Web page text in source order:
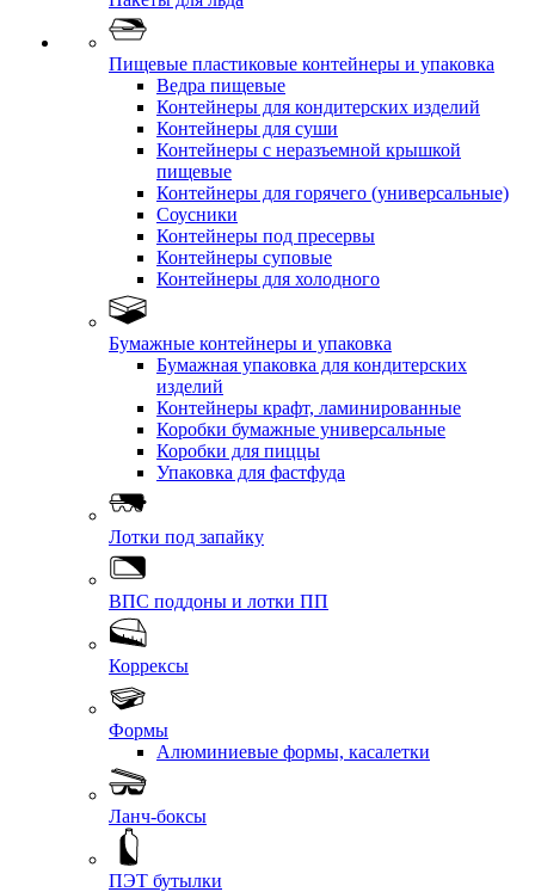
Пищевые пластиковые контейнеры и упаковка
Ведра пищевые
Контейнеры для кондитерских изделий
Контейнеры для суши
Контейнеры с неразъемной крышкой
пищевые
Контейнеры для горячего (универсальные)
Соусники
Контейнеры под пресервы
Контейнеры суповые
Контейнеры для холодного
Бумажные контейнеры и упаковка
Бумажная упаковка для кондитерских
изделий
Контейнеры крафт, ламинированные
Коробки бумажные универсальные
Коробки для пиццы
Упаковка для фастфуда
Лотки под запайку
ВПС поддоны и лотки ПП
Коррексы
Формы
Алюминиевые формы, касалетки
Ланч-боксы
ПЭТ бутылки